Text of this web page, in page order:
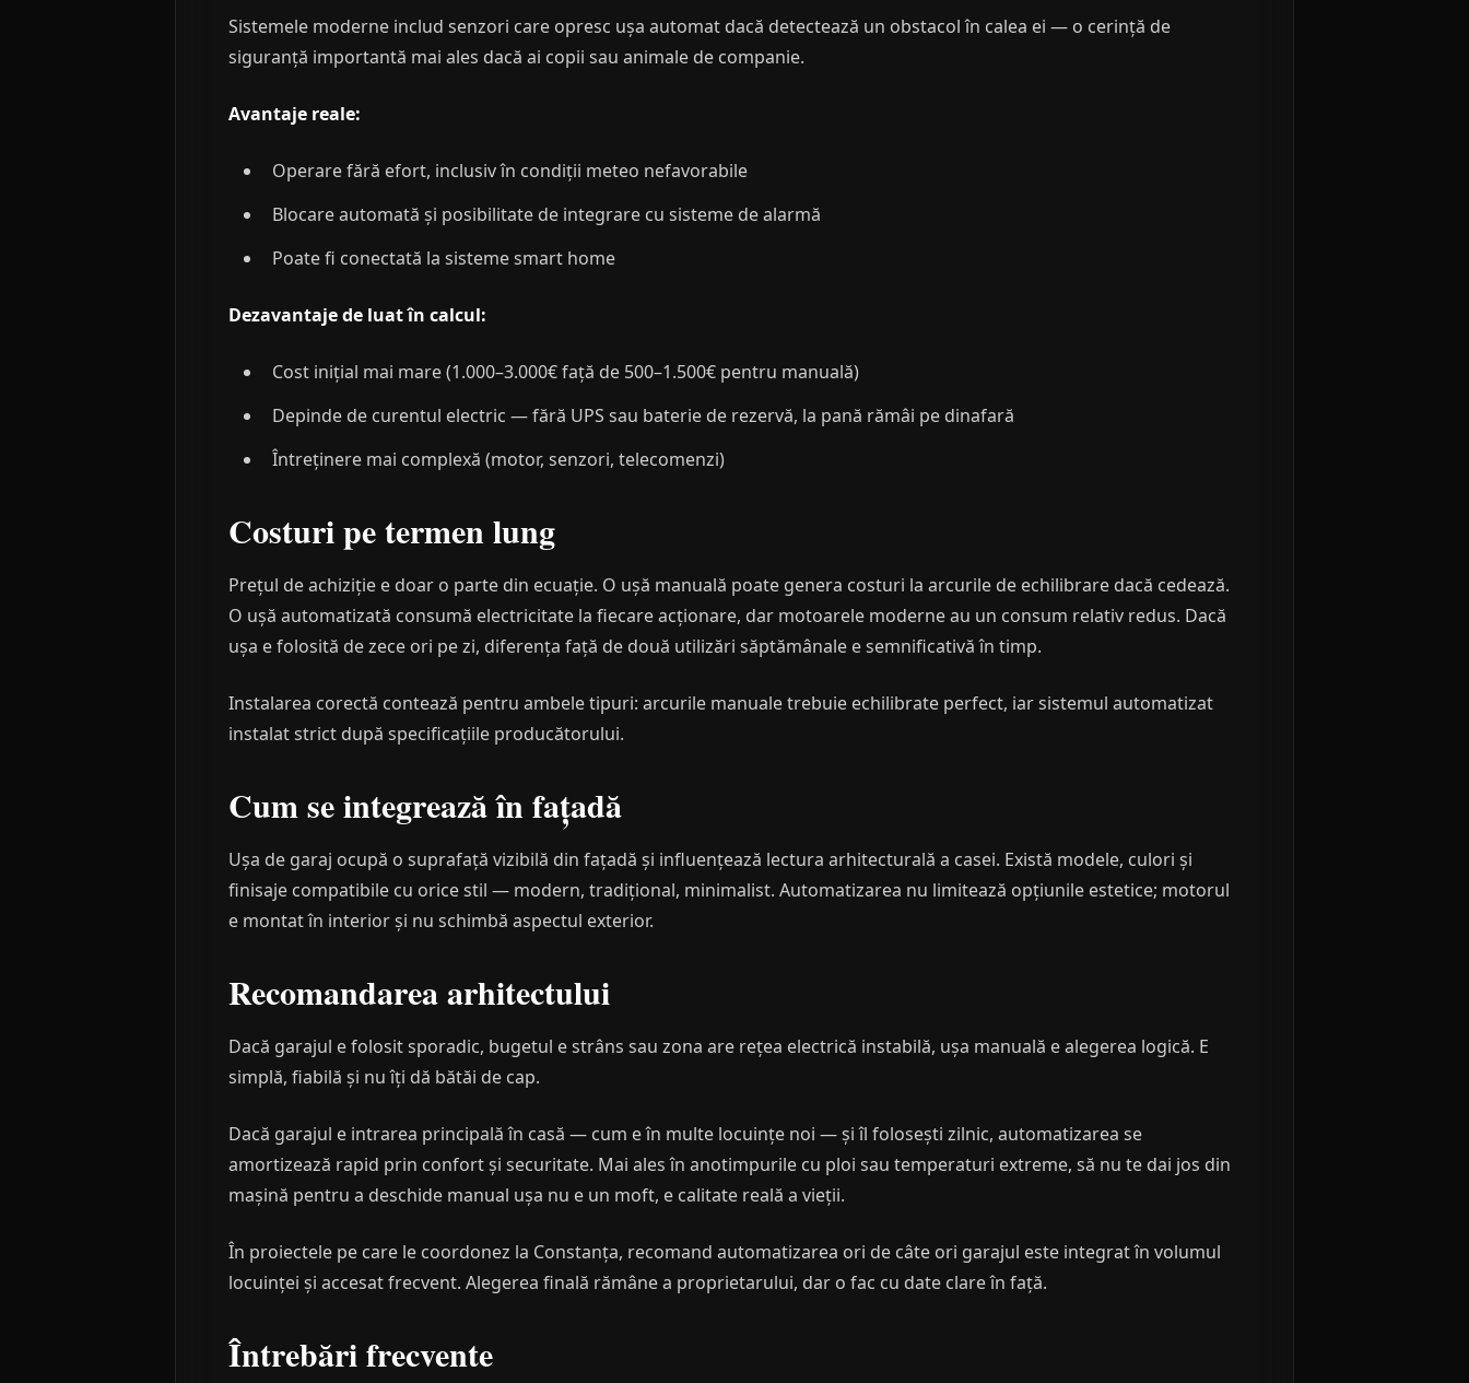
Sistemele moderne includ senzori care opresc ușa automat dacă detectează un obstacol în calea ei — o cerință de
siguranță importantă mai ales dacă ai copii sau animale de companie.
Avantaje reale:
Operare fără efort, inclusiv în condiții meteo nefavorabile
Blocare automată și posibilitate de integrare cu sisteme de alarmă
Poate fi conectată la sisteme smart home
Dezavantaje de luat în calcul:
Cost inițial mai mare (1.000–3.000€ față de 500–1.500€ pentru manuală)
Depinde de curentul electric — fără UPS sau baterie de rezervă, la pană rămâi pe dinafară
Întreținere mai complexă (motor, senzori, telecomenzi)
Costuri pe termen lung
Prețul de achiziție e doar o parte din ecuație. O ușă manuală poate genera costuri la arcurile de echilibrare dacă cedează.
O ușă automatizată consumă electricitate la fiecare acționare, dar motoarele moderne au un consum relativ redus. Dacă
ușa e folosită de zece ori pe zi, diferența față de două utilizări săptămânale e semnificativă în timp.
Instalarea corectă contează pentru ambele tipuri: arcurile manuale trebuie echilibrate perfect, iar sistemul automatizat
instalat strict după specificațiile producătorului.
Cum se integrează în fațadă
Ușa de garaj ocupă o suprafață vizibilă din fațadă și influențează lectura arhitecturală a casei. Există modele, culori și
finisaje compatibile cu orice stil — modern, tradițional, minimalist. Automatizarea nu limitează opțiunile estetice; motorul
e montat în interior și nu schimbă aspectul exterior.
Recomandarea arhitectului
Dacă garajul e folosit sporadic, bugetul e strâns sau zona are rețea electrică instabilă, ușa manuală e alegerea logică. E
simplă, fiabilă și nu îți dă bătăi de cap.
Dacă garajul e intrarea principală în casă — cum e în multe locuințe noi — și îl folosești zilnic, automatizarea se
amortizează rapid prin confort și securitate. Mai ales în anotimpurile cu ploi sau temperaturi extreme, să nu te dai jos din
mașină pentru a deschide manual ușa nu e un moft, e calitate reală a vieții.
În proiectele pe care le coordonez la Constanța, recomand automatizarea ori de câte ori garajul este integrat în volumul
locuinței și accesat frecvent. Alegerea finală rămâne a proprietarului, dar o fac cu date clare în față.
Întrebări frecvente